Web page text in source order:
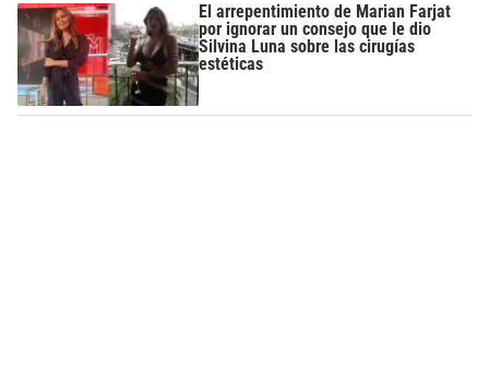
El arrepentimiento de Marian Farjat
por ignorar un consejo que le dio
Silvina Luna sobre las cirugías
estéticas